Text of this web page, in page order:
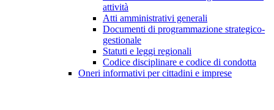
attività
Atti amministrativi generali
Documenti di programmazione strategico-
gestionale
Statuti e leggi regionali
Codice disciplinare e codice di condotta
Oneri informativi per cittadini e imprese